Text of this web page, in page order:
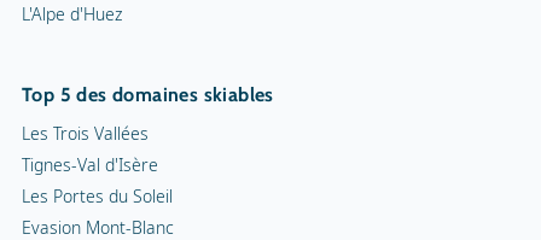
L'Alpe d'Huez
Top 5 des domaines skiables
Les Trois Vallées
Tignes-Val d'Isère
Les Portes du Soleil
Evasion Mont-Blanc